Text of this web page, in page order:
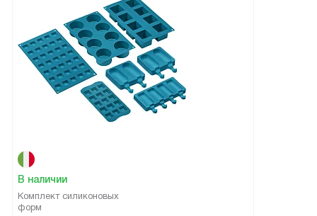
В наличии
Комплект силиконовых
форм